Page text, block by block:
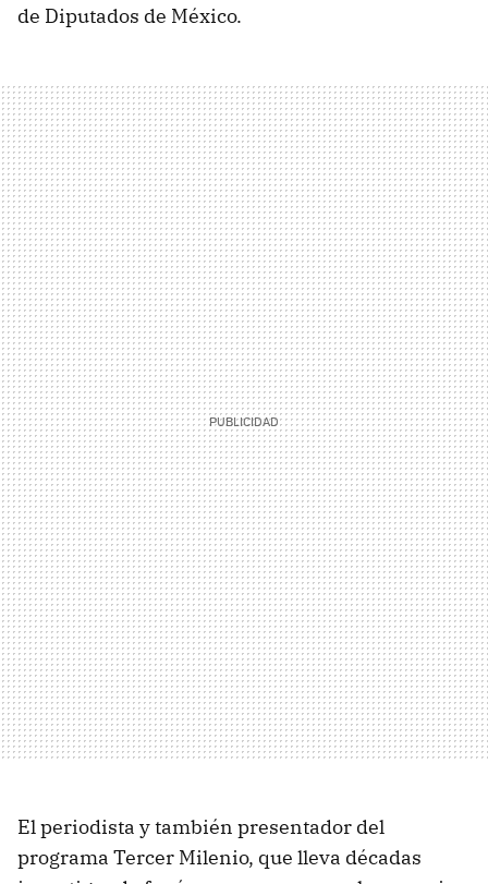
de Diputados de México.
El periodista y también presentador del
programa Tercer Milenio, que lleva décadas